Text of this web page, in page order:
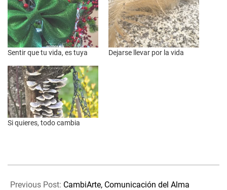
Sentir que tu vida, es tuya Dejarse llevar por la vida
Si quieres, todo cambia
02-
Previous Post: CambiArte, Comunicación del Alma